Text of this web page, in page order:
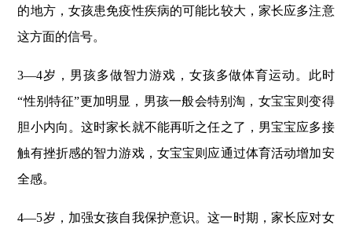
的地方，女孩患免疫性疾病的可能比较大，家长应多注意
这方面的信号。
3—4岁，男孩多做智力游戏，女孩多做体育运动。此时
“性别特征”更加明显，男孩一般会特别淘，女宝宝则变得
胆小内向。这时家长就不能再听之任之了，男宝宝应多接
触有挫折感的智力游戏，女宝宝则应通过体育活动增加安
全感。
4—5岁，加强女孩自我保护意识。这一时期，家长应对女